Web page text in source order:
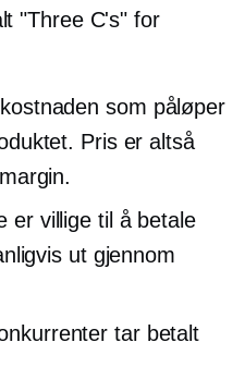
"Three C's" for
som påløper
Pris er altså
er villige til å betale
ut gjennom
tar betalt